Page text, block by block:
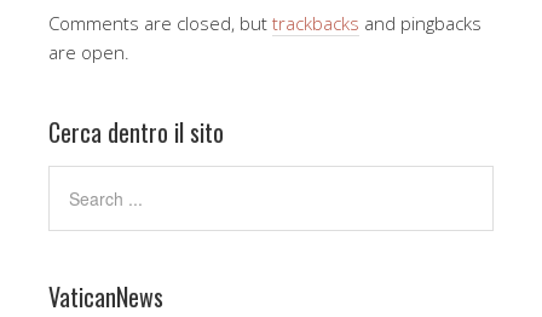
Comments are closed, but trackbacks and pingbacks
are open.
Cerca dentro il sito
VaticanNews